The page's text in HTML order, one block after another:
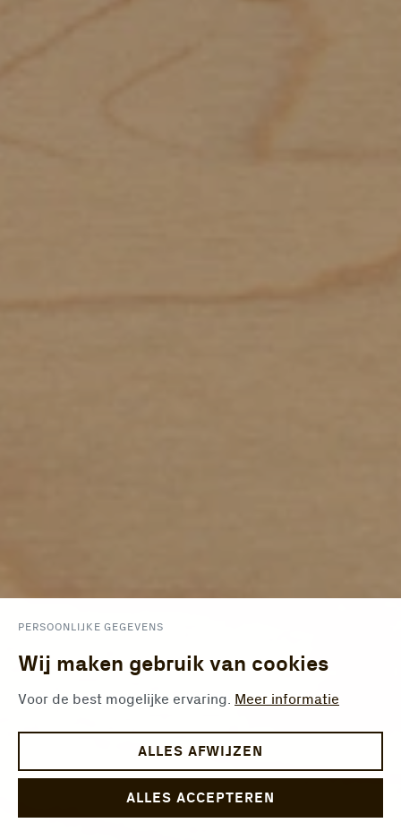
PERSOONLIJKE GEGEVENS
Wij maken gebruik van cookies
Voor de best mogelijke ervaring. Meer informatie
ALLES AFWIJZEN
ALLES ACCEPTEREN